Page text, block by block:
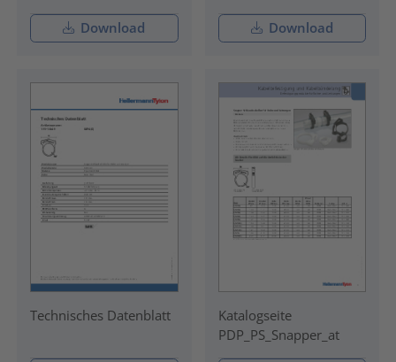
Download Download
Technisches Datenblatt
Katalogseite
PDP_PS_Snapper_at